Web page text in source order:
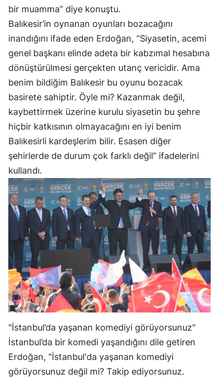
bir muamma” diye konuştu.
Balıkesir’in oynanan oyunları bozacağını
inandığını ifade eden Erdoğan, “Siyasetin, acemi
genel başkanı elinde adeta bir kabzımal hesabına
dönüştürülmesi gerçekten utanç vericidir. Ama
benim bildiğim Balıkesir bu oyunu bozacak
basirete sahiptir. Öyle mi? Kazanmak değil,
kaybettirmek üzerine kurulu siyasetin bu şehre
hiçbir katkısının olmayacağını en iyi benim
Balıkesirli kardeşlerim bilir. Esasen diğer
şehirlerde de durum çok farklı değil” ifadelerini
kullandı.
"İstanbul’da yaşanan komediyi görüyorsunuz"
İstanbul’da bir komedi yaşandığını dile getiren
Erdoğan, "İstanbul'da yaşanan komediyi
görüyorsunuz değil mi? Takip ediyorsunuz.